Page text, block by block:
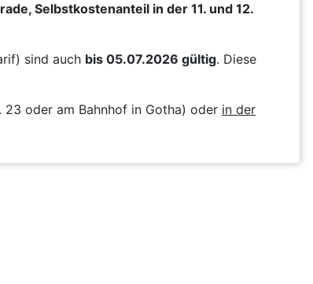
Selbstkostenanteil in der 11. und 12.
sind auch bis 05.07.2026 gültig. Diese
23 oder am Bahnhof in Gotha) oder in der